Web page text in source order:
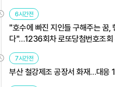
外
6시간전
"호수에 빠진 지인들 구해주는 꿈,
다"…1236회차 로또당첨번호조회
7시간전
부산 철강제조 공장서 화재…대응